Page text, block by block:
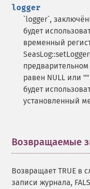
logger
`logger`,
будет
временный
равен NULL или ""
будет
установленный
Возвращаемые
Возвращает TRUE в
записи журнала,